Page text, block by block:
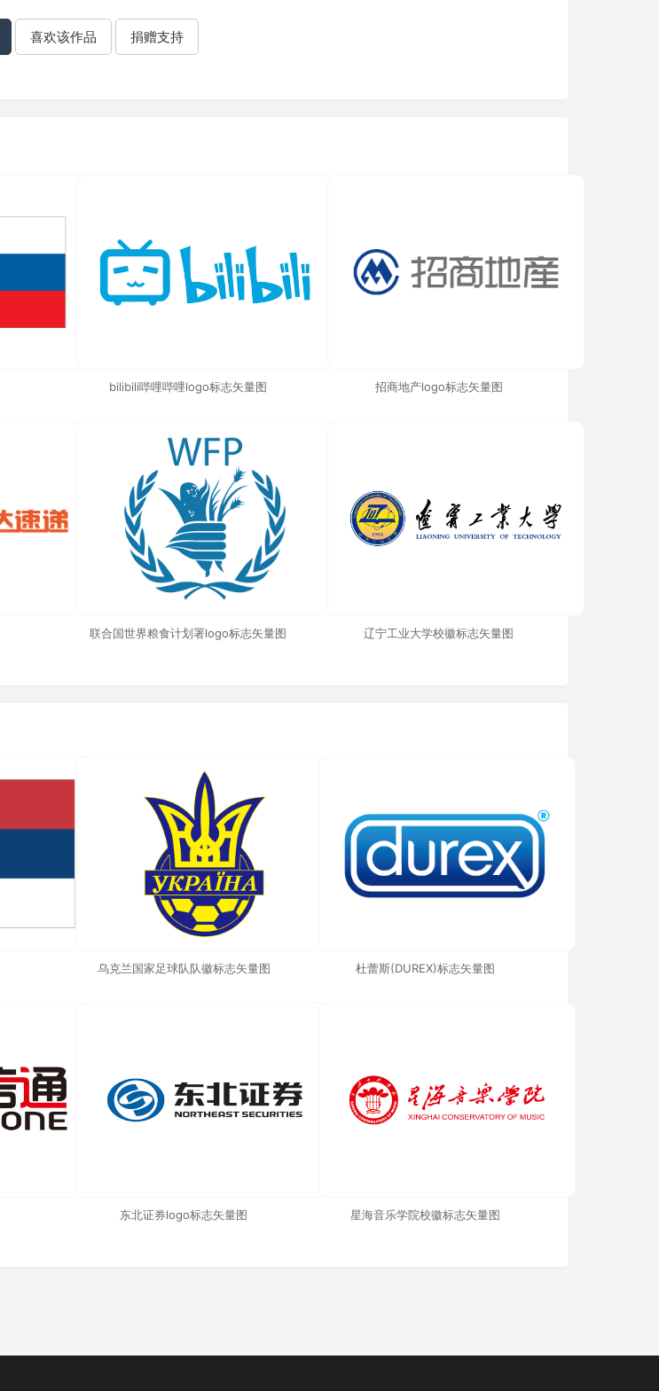
喜欢该作品 捐赠支持
bilibili哔哩哔哩logo标志矢量图 招商地产logo标志矢量图
联合国世界粮食计划署logo标志矢量图 辽宁工业大学校徽标志矢量图
乌克兰国家足球队队徽标志矢量图 杜蕾斯(DUREX)标志矢量图
东北证券logo标志矢量图 星海音乐学院校徽标志矢量图